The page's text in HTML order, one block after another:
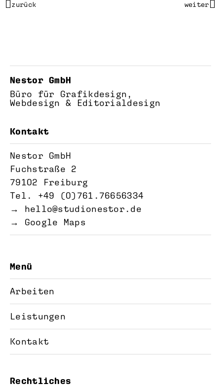
zurück weiter
Nestor GmbH
Büro für Grafikdesign,
Webdesign & Editorialdesign
Kontakt
Nestor GmbH
Fuchstraße 2
79102 Freiburg
Tel. +49 (0)761.76656334‬
→
hello@studionestor.de
→ Google Maps
Menü
Arbeiten
Leistungen
Kontakt
Rechtliches